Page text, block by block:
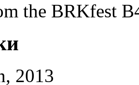
the BRKfest
, 2013